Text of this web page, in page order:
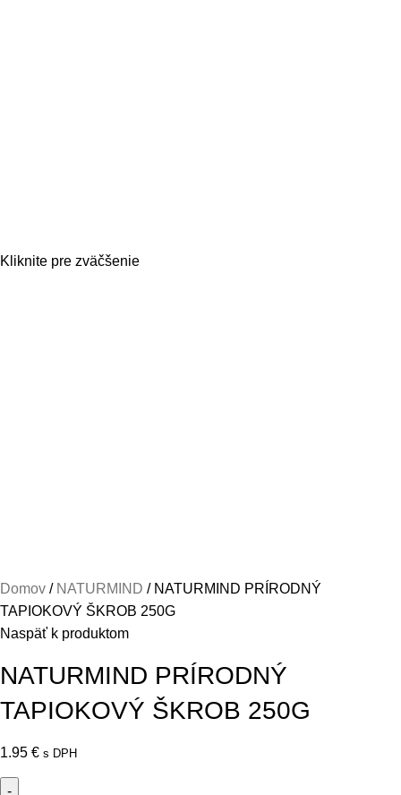
Kliknite pre zväčšenie
Domov NATURMIND
NATURMIND PRÍRODNÝ
TAPIOKOVÝ ŠKROB 250G
Naspäť k produktom
NATURMIND PRÍRODNÝ
TAPIOKOVÝ ŠKROB 250G
1.95 € s DPH